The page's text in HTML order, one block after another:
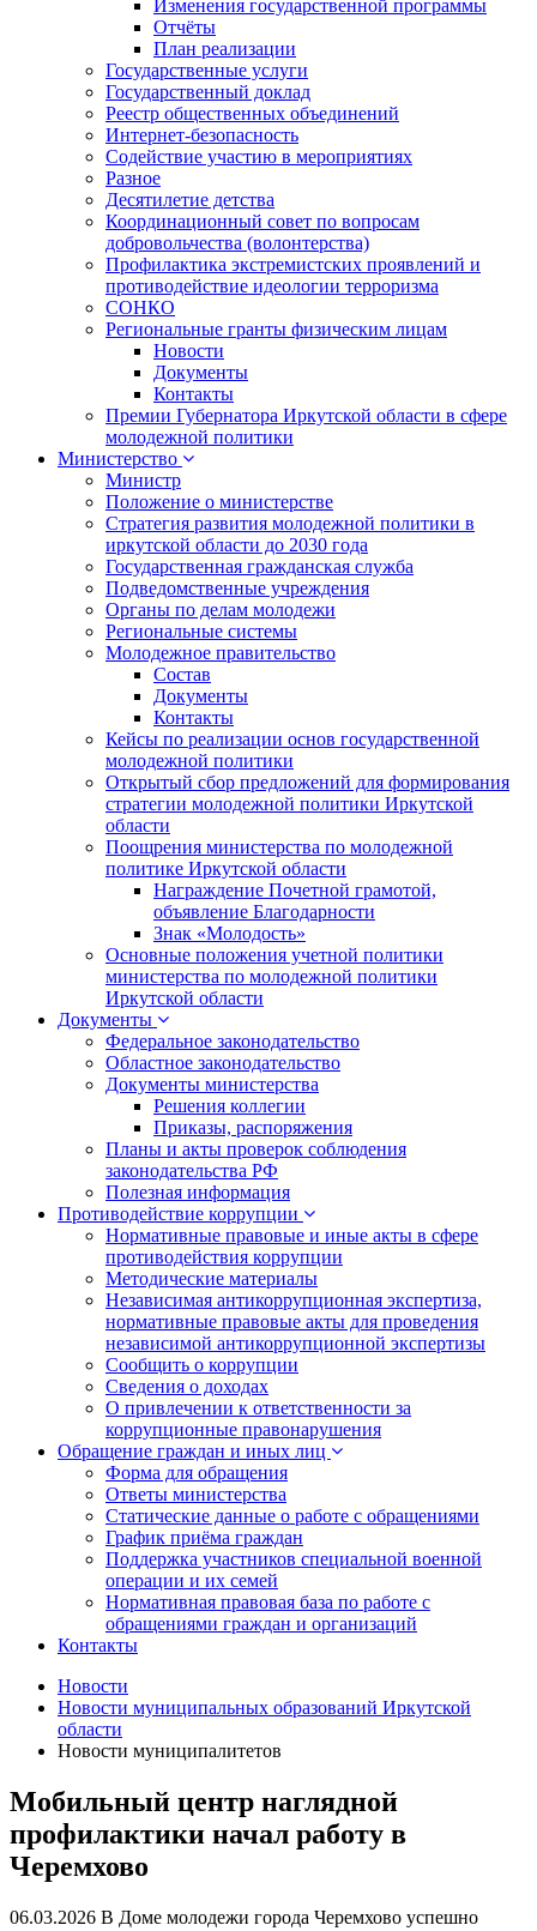
Изменения государственной программы
Отчёты
План реализации
Государственные услуги
Государственный доклад
Реестр общественных объединений
Интернет-безопасность
Содействие участию в мероприятиях
Разное
Десятилетие детства
Координационный совет по вопросам
добровольчества (волонтерства)
Профилактика экстремистских проявлений и
противодействие идеологии терроризма
СОНКО
Региональные гранты физическим лицам
Новости
Документы
Контакты
Премии Губернатора Иркутской области в сфере
молодежной политики
Министерство
Министр
Положение о министерстве
Стратегия развития молодежной политики в
иркутской области до 2030 года
Государственная гражданская служба
Подведомственные учреждения
Органы по делам молодежи
Региональные системы
Молодежное правительство
Состав
Документы
Контакты
Кейсы по реализации основ государственной
молодежной политики
Открытый сбор предложений для формирования
стратегии молодежной политики Иркутской
области
Поощрения министерства по молодежной
политике Иркутской области
Награждение Почетной грамотой,
объявление Благодарности
Знак «Молодость»
Основные положения учетной политики
министерства по молодежной политики
Иркутской области
Документы
Федеральное законодательство
Областное законодательство
Документы министерства
Решения коллегии
Приказы, распоряжения
Планы и акты проверок соблюдения
законодательства РФ
Полезная информация
Противодействие коррупции
Нормативные правовые и иные акты в сфере
противодействия коррупции
Методические материалы
Независимая антикоррупционная экспертиза,
нормативные правовые акты для проведения
независимой антикоррупционной экспертизы
Сообщить о коррупции
Сведения о доходах
О привлечении к ответственности за
коррупционные правонарушения
Обращение граждан и иных лиц
Форма для обращения
Ответы министерства
Статические данные о работе с обращениями
График приёма граждан
Поддержка участников специальной военной
операции и их семей
Нормативная правовая база по работе с
обращениями граждан и организаций
Контакты
Новости
Новости муниципальных образований Иркутской
области
Новости муниципалитетов
Мобильный центр наглядной
профилактики начал работу в
Черемхово
06.03.2026 В Доме молодежи города Черемхово успешно